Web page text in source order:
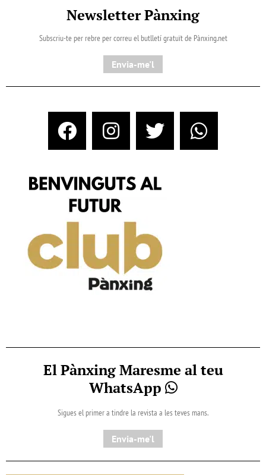
Newsletter Pànxing
Subscriu-te per rebre per correu el butlletí gratuït de Pànxing.net​
Envia-me'l
El Pànxing Maresme al teu
WhatsApp
Sigues el primer a tindre la revista a les teves mans.
Envia-me'l